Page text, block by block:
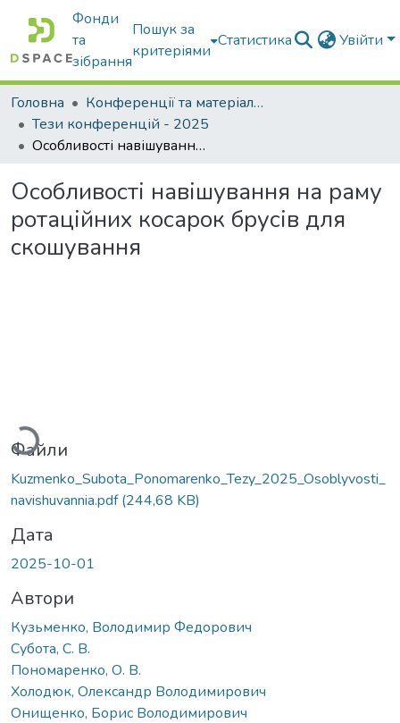
Фонди
та
зібрання
Пошук за
критеріями
Статистика Увійти
Головна
Конференції та матеріали конференцій
Тези конференцій - 2025
Особливості навішування на раму ротаційних косарок брусів для скошування
Особливості навішування на раму
ротаційних косарок брусів для
скошування
Файли
Kuzmenko_Subota_Ponomarenko_Tezy_2025_Osoblyvosti_
navishuvannia.pdf(244,68 KB)
Дата
2025-10-01
Автори
Кузьменко, Володимир Федорович
Субота, С. В.
Пономаренко, О. В.
Холодюк, Олександр Володимирович
Онищенко, Борис Володимирович